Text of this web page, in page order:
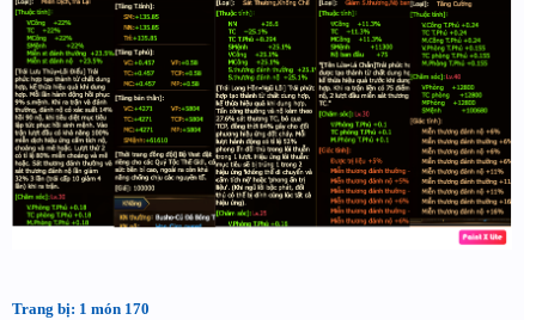
Trang bị: 1 món 170